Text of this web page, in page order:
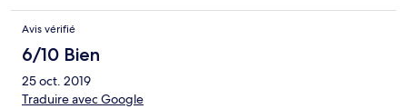
Avis vérifié
6/10 Bien
25 oct. 2019
Traduire avec Google